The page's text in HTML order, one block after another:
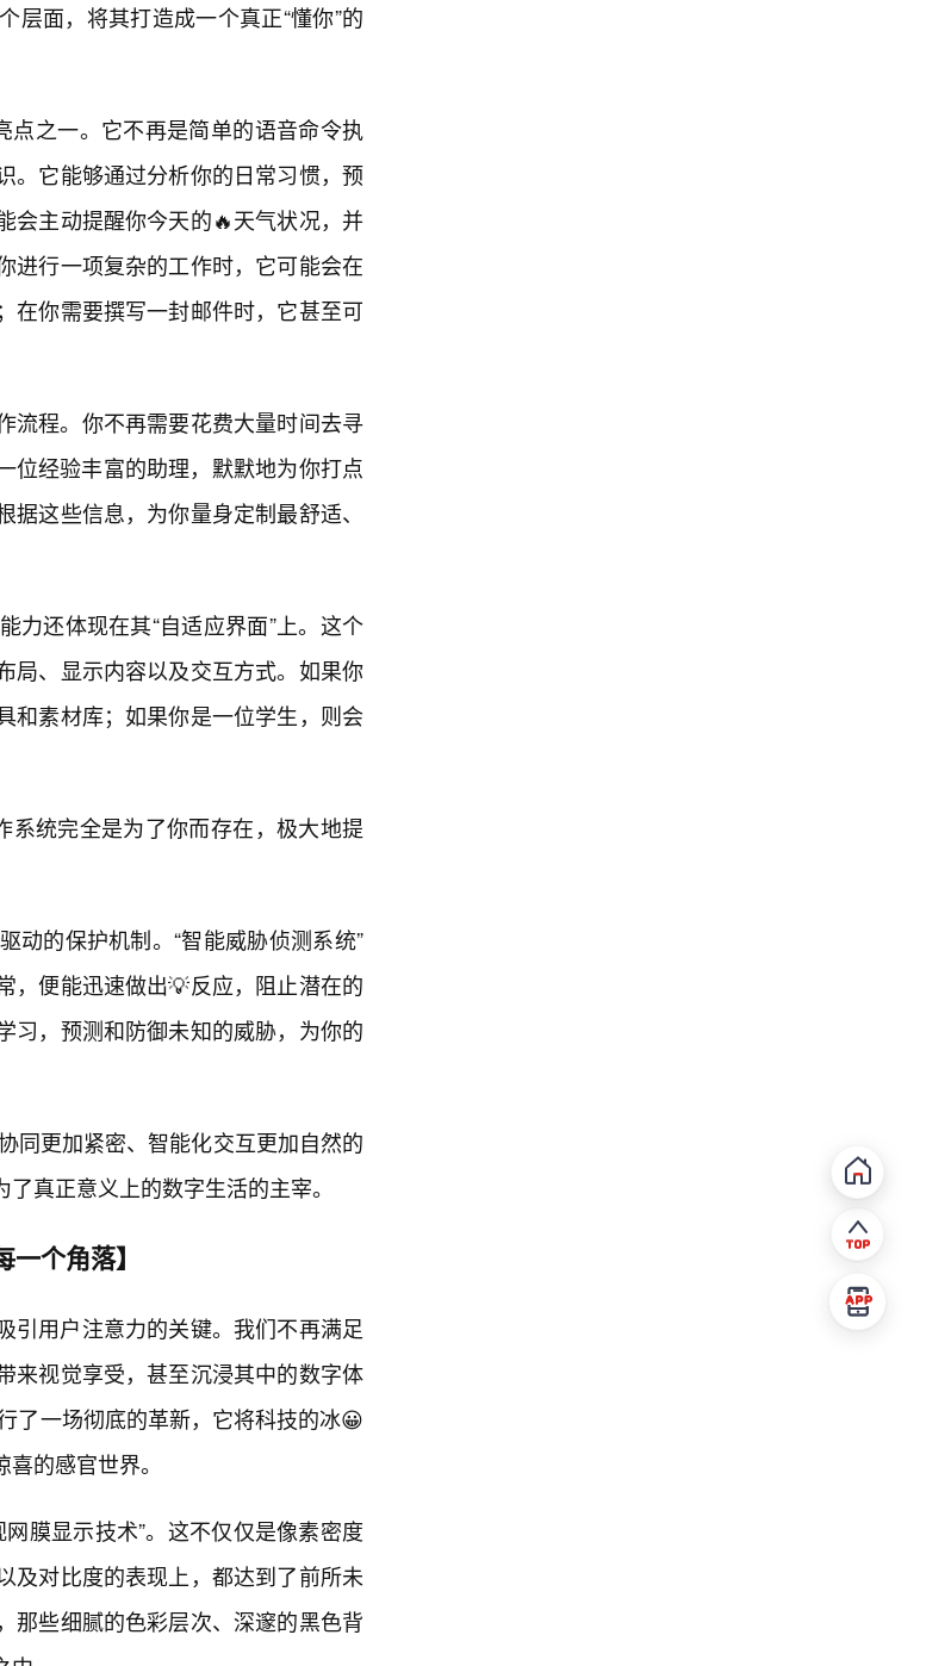
层面，将其打造成一个真正“懂你”的
点之一。它不再是简单的语音命令执
。它能够通过分析你的日常习惯，预
会主动提醒你今天的🔥天气状况，并
进行一项复杂的工作时，它可能会在
在你需要撰写一封邮件时，它甚至可
流程。你不再需要花费大量时间去寻
位经验丰富的助理，默默地为你打点
这些信息，为你量身定制最舒适、
力还体现在其“自适应界面”上。这个
局、显示内容以及交互方式。如果你
和素材库；如果你是一位学生，则会
系统完全是为了你而存在，极大地提
动的保护机制。“智能威胁侦测系统”
，便能迅速做出💡反应，阻止潜在的
习，预测和防御未知的威胁，为你的
同更加紧密、智能化交互更加自然的
真正意义上的数字生活的主宰。
个角落】
引用户注意力的关键。我们不再满足
来视觉享受，甚至沉浸其中的数字体
了一场彻底的革新，它将科技的冰😀
的感官世界。
膜显示技术”。这不仅仅是像素密度
及对比度的表现上，都达到了前所未
那些细腻的色彩层次、深邃的黑色背